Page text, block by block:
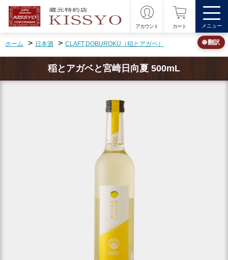
アカウント カート メニュー
ホーム > 日本酒 > CLAFT,DOBUROKU（稲とアガベ）
稲とアガベと宮崎日向夏 500mL
🌐 翻訳